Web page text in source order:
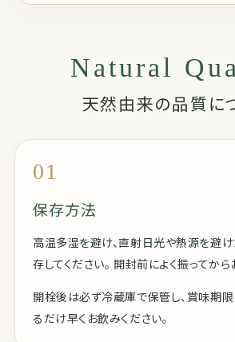
Natural
天然由来の品質に
01
保存方法
高温多湿を避け、直射日光や熱源を避
存してください。 開封前によく振ってから
開栓後は必ず冷蔵庫で保管し、賞味期限
るだけ早くお飲みください。